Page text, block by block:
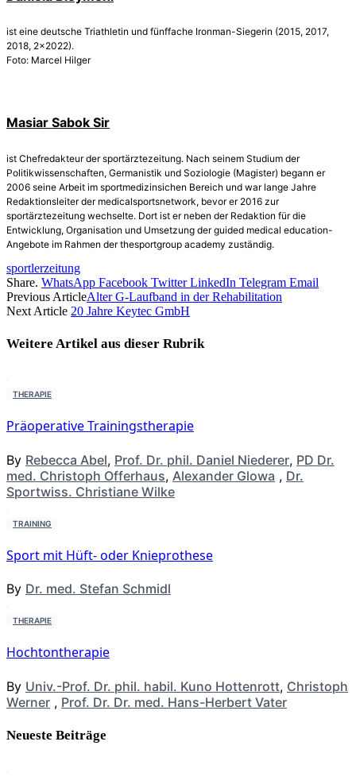
ist eine deutsche Triathletin und fünffache Ironman-Siegerin (2015, 2017,
2018, 2x2022).
Foto: Marcel Hilger
Masiar Sabok Sir
ist Chefredakteur der sportärztezeitung. Nach seinem Studium der
Politikwissenschaften, Germanistik und Soziologie (Magister) begann er
2006 seine Arbeit im sportmedizinsichen Bereich und war lange Jahre
Redaktionsleiter der medicalsportsnetwork, bevor er 2016 zur
sportärztezeitung wechselte. Dort ist er neben der Redaktion für die
Entwicklung, Organisation und Umsetzung der guided medical education-
Angebote im Rahmen der thesportgroup academy zuständig.
sportlerzeitung
Share. WhatsApp Facebook Twitter LinkedIn Telegram Email
Previous ArticleAlter G-Laufband in der Rehabilitation
Next Article 20 Jahre Keytec GmbH
Weitere Artikel aus dieser Rubrik
THERAPIE
Präoperative Trainingstherapie
By Rebecca Abel, Prof. Dr. phil. Daniel Niederer, PD Dr.
med. Christoph Offerhaus, Alexander Glowa , Dr.
Sportwiss. Christiane Wilke
TRAINING
Sport mit Hüft- oder Knieprothese
By Dr. med. Stefan Schmidl
THERAPIE
Hochtontherapie
By Univ.-Prof. Dr. phil. habil. Kuno Hottenrott, Christoph
Werner , Prof. Dr. Dr. med. Hans-Herbert Vater
Neueste Beiträge